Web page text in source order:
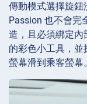
傳動模式選擇旋鈕
Passion 也不會完
造，且必須綁定內
的彩色小工具，
螢幕滑到乘客螢幕。